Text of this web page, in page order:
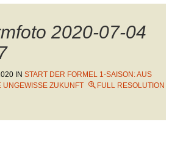
2020-07-04
IN START DER FORMEL 1-SAISON: AUS
UNGEWISSE ZUKUNFT
FULL RESOLUTION